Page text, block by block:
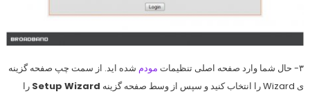
۳- حال شما وارد صفحه اصلی تنظیمات مودم شده اید. از سمت چپ صفحه گزینه
ی Wizard را انتخاب کنید و سپس از وسط صفحه گزینه
Setup Wizard را